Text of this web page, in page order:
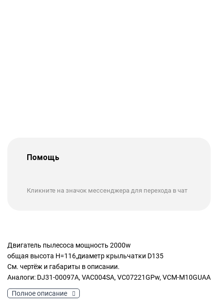
Помощь
Кликните на значок мессенджера для перехода в чат
Двигатель пылесоса мощность 2000w
общая высота H=116,диаметр крыльчатки D135
См. чертёж и габариты в описании.
Аналоги: DJ31-00097A, VAC004SA, VC07221GPw, VCM-M10GUAA
Полное описание